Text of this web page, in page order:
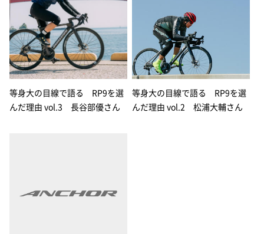
等身大の目線で語る RP9を選
んだ理由 vol.3 長谷部優さん
等身大の目線で語る RP9を選
んだ理由 vol.2 松浦大輔さん